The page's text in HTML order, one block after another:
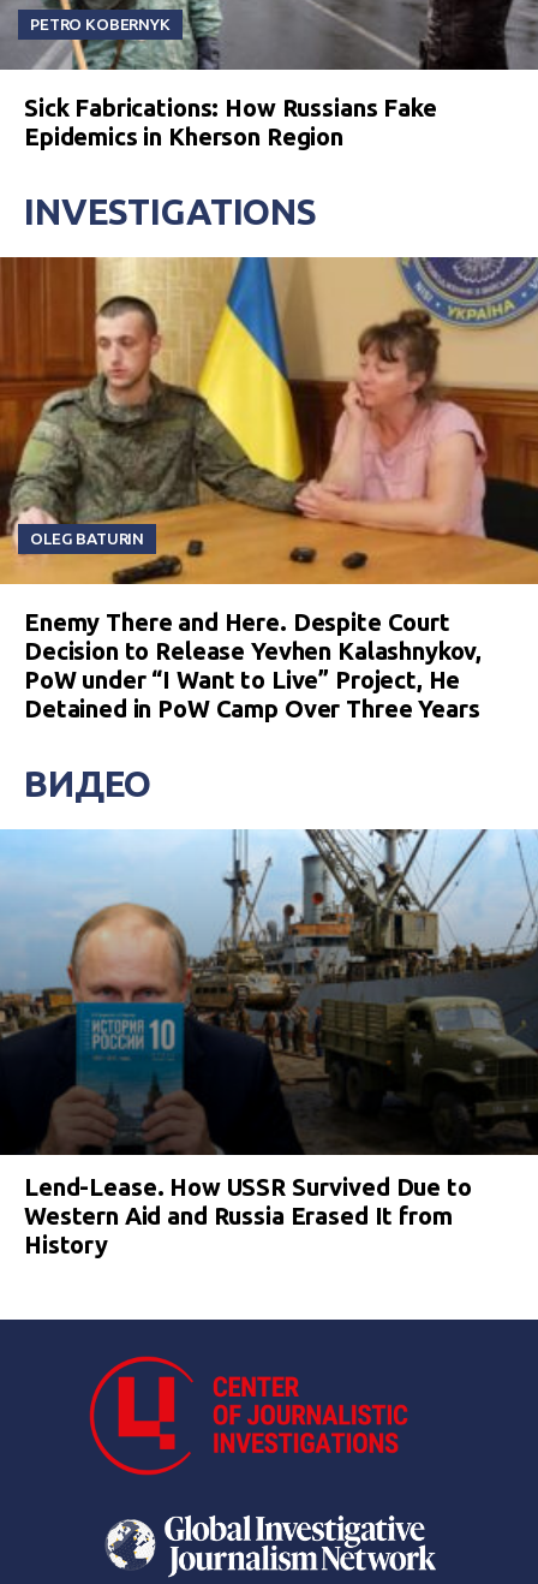
PETRO KOBERNYK
Sick Fabrications: How Russians Fake
Epidemics in Kherson Region
INVESTIGATIONS
OLEG BATURIN
Enemy There and Here. Despite Court
Decision to Release Yevhen Kalashnykov,
PoW under “I Want to Live” Project, He
Detained in PoW Camp Over Three Years
ВИДЕО
Lend-Lease. How USSR Survived Due to
Western Aid and Russia Erased It from
History